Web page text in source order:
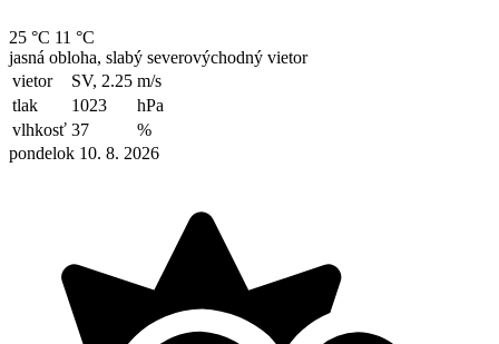
25 °C 11 °C
jasná obloha, slabý severovýchodný vietor
vietor
SV, 2.25 m/s
tlak
1023
hPa
vlhkosť 37
%
pondelok 10. 8. 2026